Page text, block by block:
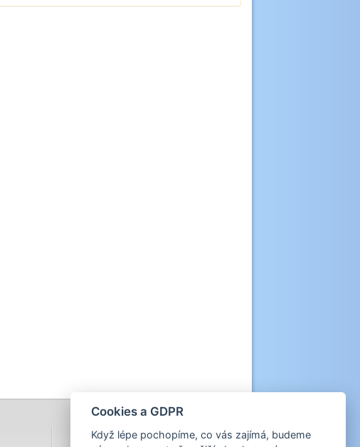
Cookies a GDPR
Když lépe pochopíme, co vás zajímá, budeme